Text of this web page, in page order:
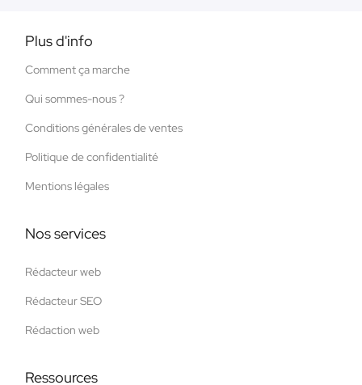
Plus d'info
Comment ça marche
Qui sommes-nous ?
Conditions générales de ventes
Politique de confidentialité
Mentions légales
Nos services
Rédacteur web
Rédacteur SEO
Rédaction web
Ressources